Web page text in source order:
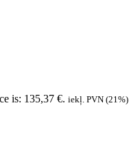
is: 135,37 €. iekļ. PVN (21%)